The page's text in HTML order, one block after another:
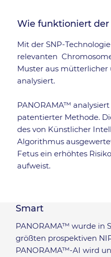
Wie funktioniert der
Mit der SNP-
relevanten
Muster aus
analysiert.
PANORAMA™
patentierter Methode.
des von Künstlicher
Algorithmus
Fetus ein erhöhtes
aufweist.
Smart
PANORAMA™ wurde in
größten prospektiven
PANORAMA™-AI wird